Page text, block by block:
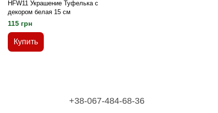
HFW11 Украшение Туфелька с
декором белая 15 см
115 грн
Купить
+38-067-484-68-36